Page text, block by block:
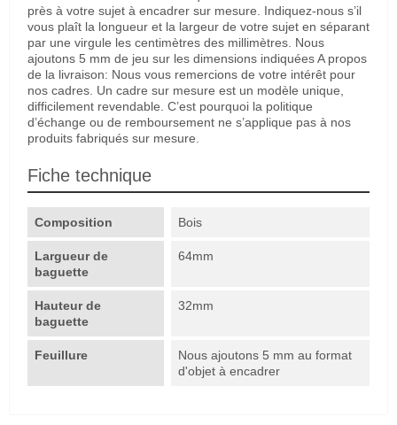
près à votre sujet à encadrer sur mesure. Indiquez-nous s’il
vous plaît la longueur et la largeur de votre sujet en séparant
par une virgule les centimètres des millimètres. Nous
ajoutons 5 mm de jeu sur les dimensions indiquées A propos
de la livraison: Nous vous remercions de votre intérêt pour
nos cadres. Un cadre sur mesure est un modèle unique,
difficilement revendable. C’est pourquoi la politique
d’échange ou de remboursement ne s’applique pas à nos
produits fabriqués sur mesure.
Fiche technique
Composition Bois
Largueur de
baguette
64mm
Hauteur de
baguette
32mm
Feuillure
Nous ajoutons 5 mm au format
d'objet à encadrer